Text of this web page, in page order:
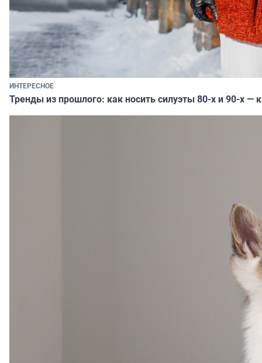
ИНТЕРЕСНОЕ
Тренды из прошлого: как носить силуэты 80-х и 90-х —